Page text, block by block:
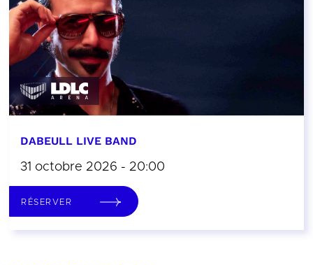
DABEULL LIVE BAND
31 octobre 2026 - 20:00
RÉSERVER